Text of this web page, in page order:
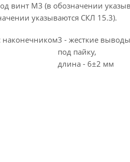
винт М3 (в обозначении
указываются СКЛ 15.3).
наконечником3 - жесткие
под пайку,
длина - 6±2 мм